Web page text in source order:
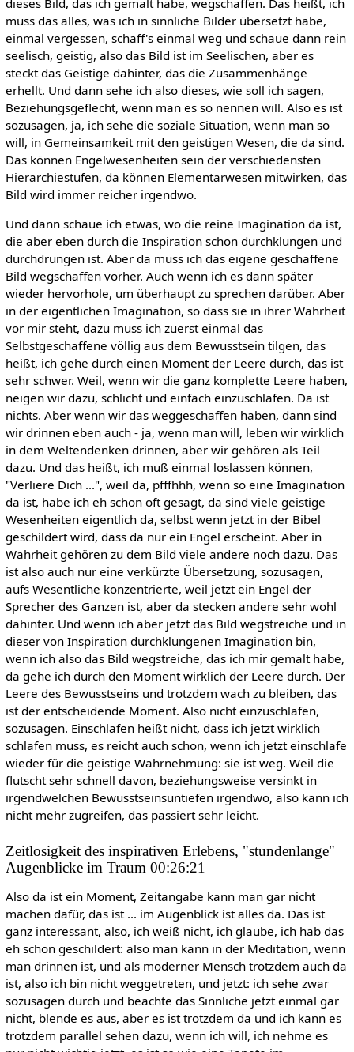
muss das alles, was ich in sinnliche Bilder übersetzt habe,
einmal vergessen, schaff's einmal weg und schaue dann rein
seelisch, geistig, also das Bild ist im Seelischen, aber es
steckt das Geistige dahinter, das die Zusammenhänge
erhellt. Und dann sehe ich also dieses, wie soll ich sagen,
Beziehungsgeflecht, wenn man es so nennen will. Also es ist
sozusagen, ja, ich sehe die soziale Situation, wenn man so
will, in Gemeinsamkeit mit den geistigen Wesen, die da sind.
Das können Engelwesenheiten sein der verschiedensten
Hierarchiestufen, da können Elementarwesen mitwirken, das
Bild wird immer reicher irgendwo.
Und dann schaue ich etwas, wo die reine Imagination da ist,
die aber eben durch die Inspiration schon durchklungen und
durchdrungen ist. Aber da muss ich das eigene geschaffene
Bild wegschaffen vorher. Auch wenn ich es dann später
wieder hervorhole, um überhaupt zu sprechen darüber. Aber
in der eigentlichen Imagination, so dass sie in ihrer Wahrheit
vor mir steht, dazu muss ich zuerst einmal das
Selbstgeschaffene völlig aus dem Bewusstsein tilgen, das
heißt, ich gehe durch einen Moment der Leere durch, das ist
sehr schwer. Weil, wenn wir die ganz komplette Leere haben,
neigen wir dazu, schlicht und einfach einzuschlafen. Da ist
nichts. Aber wenn wir das weggeschaffen haben, dann sind
wir drinnen eben auch - ja, wenn man will, leben wir wirklich
in dem Weltendenken drinnen, aber wir gehören als Teil
dazu. Und das heißt, ich muß einmal loslassen können,
"Verliere Dich ...", weil da, pfffhhh, wenn so eine Imagination
da ist, habe ich eh schon oft gesagt, da sind viele geistige
Wesenheiten eigentlich da, selbst wenn jetzt in der Bibel
geschildert wird, dass da nur ein Engel erscheint. Aber in
Wahrheit gehören zu dem Bild viele andere noch dazu. Das
ist also auch nur eine verkürzte Übersetzung, sozusagen,
aufs Wesentliche konzentrierte, weil jetzt ein Engel der
Sprecher des Ganzen ist, aber da stecken andere sehr wohl
dahinter. Und wenn ich aber jetzt das Bild wegstreiche und in
dieser von Inspiration durchklungenen Imagination bin,
wenn ich also das Bild wegstreiche, das ich mir gemalt habe,
da gehe ich durch den Moment wirklich der Leere durch. Der
Leere des Bewusstseins und trotzdem wach zu bleiben, das
ist der entscheidende Moment. Also nicht einzuschlafen,
sozusagen. Einschlafen heißt nicht, dass ich jetzt wirklich
schlafen muss, es reicht auch schon, wenn ich jetzt einschlafe
wieder für die geistige Wahrnehmung: sie ist weg. Weil die
flutscht sehr schnell davon, beziehungsweise versinkt in
irgendwelchen Bewusstseinsuntiefen irgendwo, also kann ich
nicht mehr zugreifen, das passiert sehr leicht.
Zeitlosigkeit des inspirativen Erlebens, "stundenlange"
Augenblicke im Traum 00:26:21
Also da ist ein Moment, Zeitangabe kann man gar nicht
machen dafür, das ist ... im Augenblick ist alles da. Das ist
ganz interessant, also, ich weiß nicht, ich glaube, ich hab das
eh schon geschildert: also man kann in der Meditation, wenn
man drinnen ist, und als moderner Mensch trotzdem auch da
ist, also ich bin nicht weggetreten, und jetzt: ich sehe zwar
sozusagen durch und beachte das Sinnliche jetzt einmal gar
nicht, blende es aus, aber es ist trotzdem da und ich kann es
trotzdem parallel sehen dazu, wenn ich will, ich nehme es